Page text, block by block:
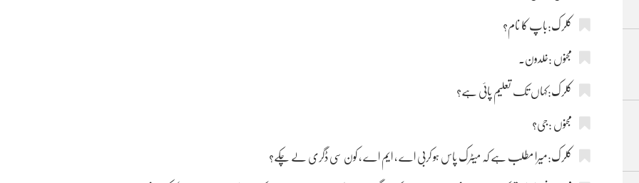
کلرک:باپ کا نام؟
مجنوں :خلدون۔
کلرک:کہاں تک تعلیم پائی ہے؟
مجنوں :جی؟
کلرک:میرا مطلب ہے کہ میٹرک پاس ہو کربی اے ، ایم اے ، کون سی ڈگری لے چکے؟